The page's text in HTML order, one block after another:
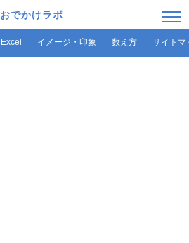
おでかけラボ
Excel イメージ・印象 数え方 サイトマ